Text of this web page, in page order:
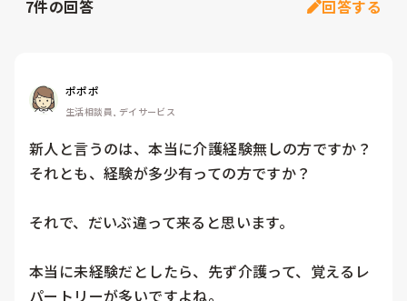
7件の回答 回答する
ポポポ
生活相談員, デイサービス
新人と言うのは、本当に介護経験無しの方ですか？
それとも、経験が多少有っての方ですか？
それで、だいぶ違って来ると思います。
本当に未経験だとしたら、先ず介護って、覚えるレ
パートリーが多いですよね。